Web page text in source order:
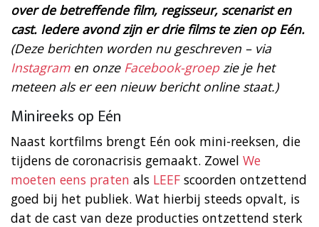
over de betreffende film, regisseur, scenarist en
cast. Iedere avond zijn er drie films te zien op Eén.
(Deze berichten worden nu geschreven – via
Instagramen onze Facebook-groepzie je het
meteen als er een nieuw bericht online staat.)
Minireeks op Eén
Naast kortfilms brengt Eén ook mini-reeksen, die
tijdens de coronacrisis gemaakt. Zowel We
moeten eens praten als LEEF scoorden ontzettend
goed bij het publiek. Wat hierbij steeds opvalt, is
dat de cast van deze producties ontzettend sterk